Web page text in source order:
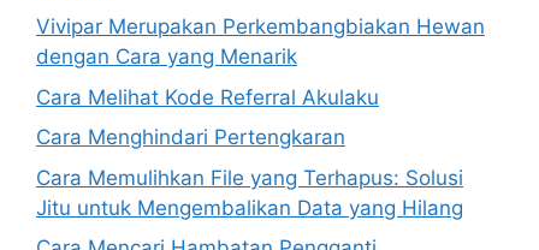
Vivipar Merupakan Perkembangbiakan Hewan
dengan Cara yang Menarik
Cara Melihat Kode Referral Akulaku
Cara Menghindari Pertengkaran
Cara Memulihkan File yang Terhapus: Solusi
Jitu untuk Mengembalikan Data yang Hilang